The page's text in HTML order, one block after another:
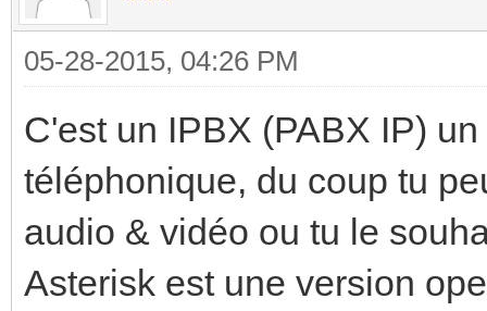
05-28-2015, 04:26 PM
C'est un IPBX (PABX IP)
téléphonique, du coup tu
audio & vidéo ou tu le
Asterisk est une version